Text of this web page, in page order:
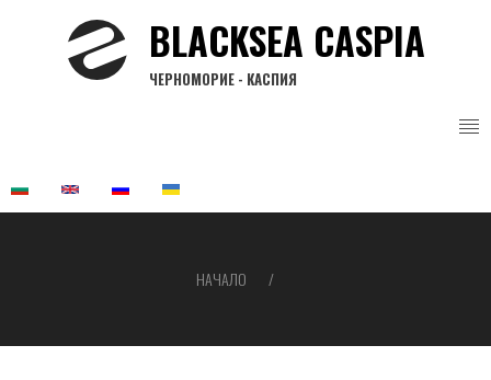
BLACKSEA CASPIA
ЧЕРНОМОРИЕ - КАСПИЯ
НАЧАЛО